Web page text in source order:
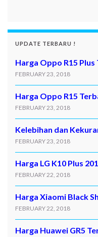
UPDATE TERBARU !
Harga Oppo R15
FEBRUARY 23, 2018
Harga Oppo R15
FEBRUARY 23, 2018
Kelebihan dan
FEBRUARY 23, 2018
Harga LG K10 Plus
FEBRUARY 22, 2018
Harga Xiaomi Black
FEBRUARY 22, 2018
Harga Huawei GR5